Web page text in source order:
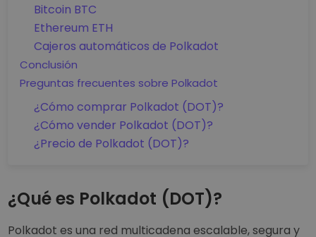
Bitcoin BTC
Ethereum ETH
Cajeros automáticos de Polkadot
Conclusión
Preguntas frecuentes sobre Polkadot
¿Cómo comprar Polkadot (DOT)?
¿Cómo vender Polkadot (DOT)?
¿Precio de Polkadot (DOT)?
¿Qué es Polkadot (DOT)?
Polkadot es una red multicadena escalable, segura y